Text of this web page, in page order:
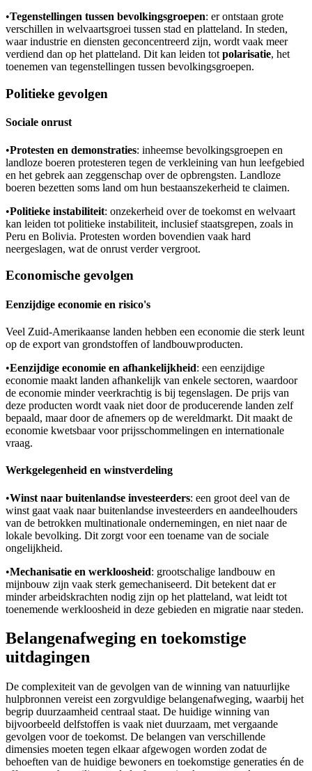
•Tegenstellingen tussen bevolkingsgroepen: er ontstaan grote
verschillen in welvaartsgroei tussen stad en platteland. In steden,
waar industrie en diensten geconcentreerd zijn, wordt vaak meer
verdiend dan op het platteland. Dit kan leiden totpolarisatie, het
toenemen van tegenstellingen tussen bevolkingsgroepen.
Politieke gevolgen
Sociale onrust
•Protesten en demonstraties: inheemse bevolkingsgroepen en
landloze boeren protesteren tegen de verkleining van hun leefgebied
en het gebrek aan zeggenschap over de opbrengsten. Landloze
boeren bezetten soms land om hun bestaanszekerheid te claimen.
•Politieke instabiliteit: onzekerheid over de toekomst en welvaart
kan leiden tot politieke instabiliteit, inclusief staatsgrepen, zoals in
Peru en Bolivia. Protesten worden bovendien vaak hard
neergeslagen, wat de onrust verder vergroot.
Economische gevolgen
Eenzijdige economie en risico's
Veel Zuid-Amerikaanse landen hebben een economie die sterk leunt
op de export van grondstoffen of landbouwproducten.
•Eenzijdige economie en afhankelijkheid: een eenzijdige
economie maakt landen afhankelijk van enkele sectoren, waardoor
de economie minder veerkrachtig is bij tegenslagen. De prijs van
deze producten wordt vaak niet door de producerende landen zelf
bepaald, maar door de afnemers op de wereldmarkt. Dit maakt de
economie kwetsbaar voor prijsschommelingen en internationale
vraag.
Werkgelegenheid en winstverdeling
•Winst naar buitenlandse investeerders: een groot deel van de
winst gaat vaak naar buitenlandse investeerders en aandeelhouders
van de betrokken multinationale ondernemingen, en niet naar de
lokale bevolking. Dit zorgt voor een toename van de sociale
ongelijkheid.
•Mechanisatie en werkloosheid: grootschalige landbouw en
mijnbouw zijn vaak sterk gemechaniseerd. Dit betekent dat er
minder arbeidskrachten nodig zijn op het platteland, wat leidt tot
toenemende werkloosheid in deze gebieden en migratie naar steden.
Belangenafweging en toekomstige
uitdagingen
De complexiteit van de gevolgen van de winning van natuurlijke
hulpbronnen vereist een zorgvuldige belangenafweging, waarbij het
begrip duurzaamheid centraal staat. De huidige winning van
bijvoorbeeld delfstoffen is vaak niet duurzaam, met vergaande
gevolgen voor de toekomst. De belangen van verschillende
dimensies moeten tegen elkaar afgewogen worden zodat de
behoeften van de huidige bewoners en toekomstige generaties én de